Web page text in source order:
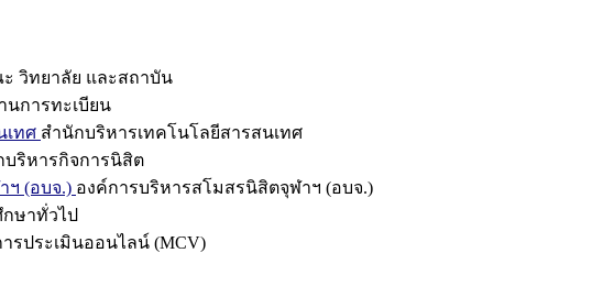
วิทยาลัย และสถาบัน
นการทะเบียน
เทศ สำนักบริหารเทคโนโลยีสารสนเทศ
บริหารกิจการนิสิต
ฯ (อบจ.) องค์การบริหารสโมสรนิสิตจุฬาฯ (อบจ.)
ษาทั่วไป
ารประเมินออนไลน์ (MCV)